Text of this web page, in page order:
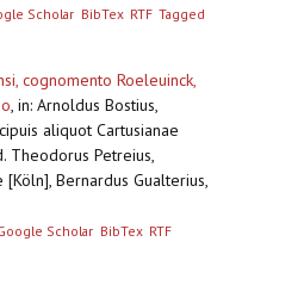
Scholar BibTex RTF Tagged
cognomento Roeleuinck,
, in: Arnoldus Bostius,
aliquot Cartusianae
Theodorus Petreius,
Bernardus Gualterius,
Scholar BibTex RTF